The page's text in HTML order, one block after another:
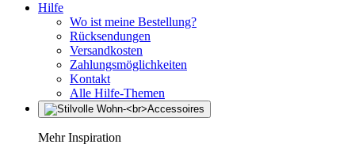
Hilfe
Wo ist meine Bestellung?
Rücksendungen
Versandkosten
Zahlungsmöglichkeiten
Kontakt
Alle Hilfe-Themen
Mehr Inspiration